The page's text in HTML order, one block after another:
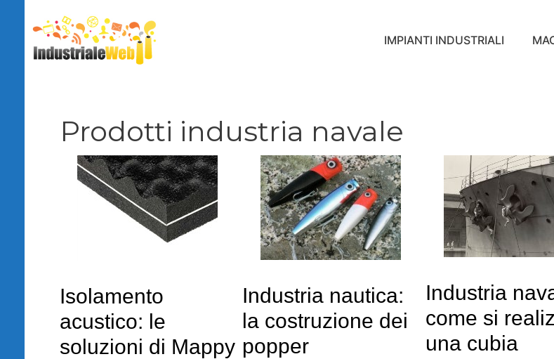
contenuto
IMPIANTI INDUSTRIALI
Prodotti industria navale
Isolamento
acustico: le
soluzioni di Mappy
Industria nautica:
la costruzione dei
popper
Industria
come si
una cubia